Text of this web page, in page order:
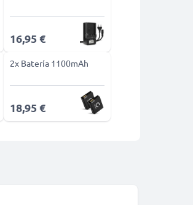
16,95 €
2x Batería 1100mAh
18,95 €